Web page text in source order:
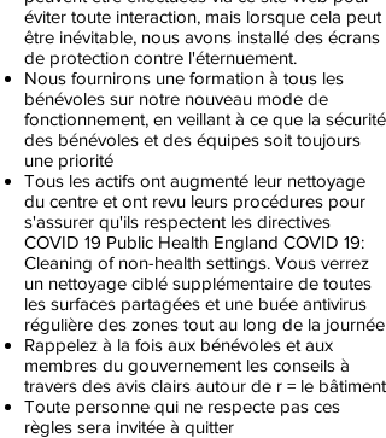
éviter toute interaction, mais lorsque cela peut
être inévitable, nous avons installé des écrans
de protection contre l'éternuement.
Nous fournirons une formation à tous les
bénévoles sur notre nouveau mode de
fonctionnement, en veillant à ce que la sécurité
des bénévoles et des équipes soit toujours
une priorité
Tous les actifs ont augmenté leur nettoyage
du centre et ont revu leurs procédures pour
s'assurer qu'ils respectent les directives
COVID 19 Public Health England COVID 19:
Cleaning of non-health settings. Vous verrez
un nettoyage ciblé supplémentaire de toutes
les surfaces partagées et une buée antivirus
régulière des zones tout au long de la journée
Rappelez à la fois aux bénévoles et aux
membres du gouvernement les conseils à
travers des avis clairs autour de r = le bâtiment
Toute personne qui ne respecte pas ces
règles sera invitée à quitter